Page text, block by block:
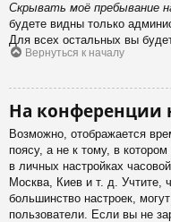
Скрывать моё пребывание
будете видны только
Для всех остальных вы
Вернуться к началу
На конференции
Возможно, отображается
поясу, а не к тому, в
в личных настройках
Москва, Киев и т. д. Учтите,
большинство настроек,
пользователи. Если вы не